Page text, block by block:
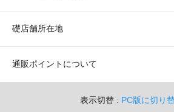
礎店舗所在地
通販ポイントについて
表示切替 : PC版に切り